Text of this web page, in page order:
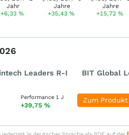
+6,33% +35,43 % +15,72 %
Leaders R-I BIT Global
Performance 1 J
+39,75 %
Zum Produkt